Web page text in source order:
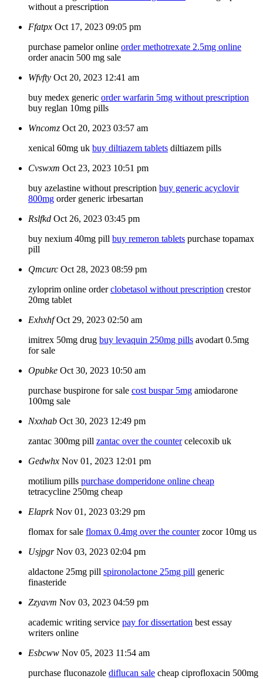
without a prescription
Ffatpx Oct 17, 2023 09:05 pm
purchase pamelor online order methotrexate 2.5mg online
order anacin 500 mg sale
Wfvfty Oct 20, 2023 12:41 am
buy medex generic order warfarin 5mg without prescription
buy reglan 10mg pills
Wncomz Oct 20, 2023 03:57 am
xenical 60mg uk buy diltiazem tablets diltiazem pills
Cvswxm Oct 23, 2023 10:51 pm
buy azelastine without prescription buy generic acyclovir
800mg order generic irbesartan
Rslfkd Oct 26, 2023 03:45 pm
buy nexium 40mg pill buy remeron tablets purchase topamax
pill
Qmcurc Oct 28, 2023 08:59 pm
zyloprim online orderclobetasol without prescription crestor
20mg tablet
Exhxhf Oct 29, 2023 02:50 am
imitrex 50mg drug buy levaquin 250mg pills avodart 0.5mg
for sale
Opubke Oct 30, 2023 10:50 am
purchase buspirone for sale cost buspar 5mg amiodarone
100mg sale
Nxxhab Oct 30, 2023 12:49 pm
zantac 300mg pill zantac over the countercelecoxib uk
Gedwhx Nov 01, 2023 12:01 pm
motilium pills purchase domperidone online cheap
tetracycline 250mg cheap
Elaprk Nov 01, 2023 03:29 pm
flomax for sale flomax 0.4mg over the counterzocor 10mg us
Usjpgr Nov 03, 2023 02:04 pm
aldactone 25mg pill spironolactone 25mg pill generic
finasteride
Zzyavm Nov 03, 2023 04:59 pm
academic writing service pay for dissertation best essay
writers online
Esbcww Nov 05, 2023 11:54 am
purchase fluconazole diflucan sale cheap ciprofloxacin 500mg